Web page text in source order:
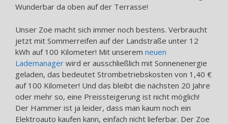
Wunderbar da oben auf der Terrasse!
Unser Zoe macht sich immer noch bestens. Verbraucht
jetzt mit Sommerreifen auf der Landstraße unter 12
kWh auf 100 Kilometer! Mit unserem neuen
Lademanager wird er ausschließlich mit Sonnenenergie
geladen, das bedeutet Strombetriebskosten von 1,40 €
auf 100 Kilometer! Und das bleibt die nächsten 20 Jahre
oder mehr so, eine Preissteigerung ist nicht möglich!
Der Hammer ist ja leider, dass man kaum noch ein
Elektroauto kaufen kann, einfach nicht lieferbar. Der Zoe